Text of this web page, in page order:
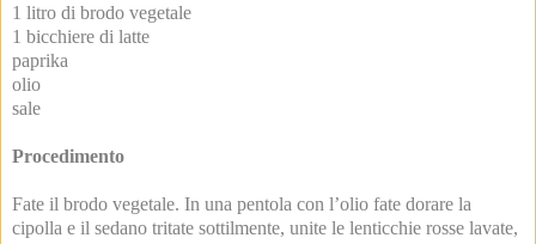
1 litro di brodo vegetale
1 bicchiere di latte
paprika
olio
sale
Procedimento
Fate il brodo vegetale. In una pentola con l’olio fate dorare la
cipolla e il sedano tritate sottilmente, unite le lenticchie rosse lavate,